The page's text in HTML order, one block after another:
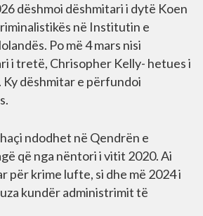
dëshmoi dëshmitari i dytë Koen
në Institutin e
Po më 4 mars nisi
i tretë, Chrisopher Kelly- hetues i
dëshmitar e përfundoi
ndodhet në Qendrën e
që nga nëntori i vitit 2020. Ai
për krime lufte, si dhe më 2024 i
kundër administrimit të